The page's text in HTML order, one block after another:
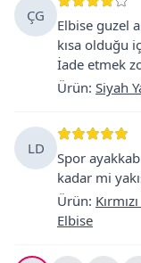
ÇG
Elbise guzel
kısa olduğu
İade etmek
Ürün: Siyah
LD
Spor
kadar mi
Ürün:
Elbise